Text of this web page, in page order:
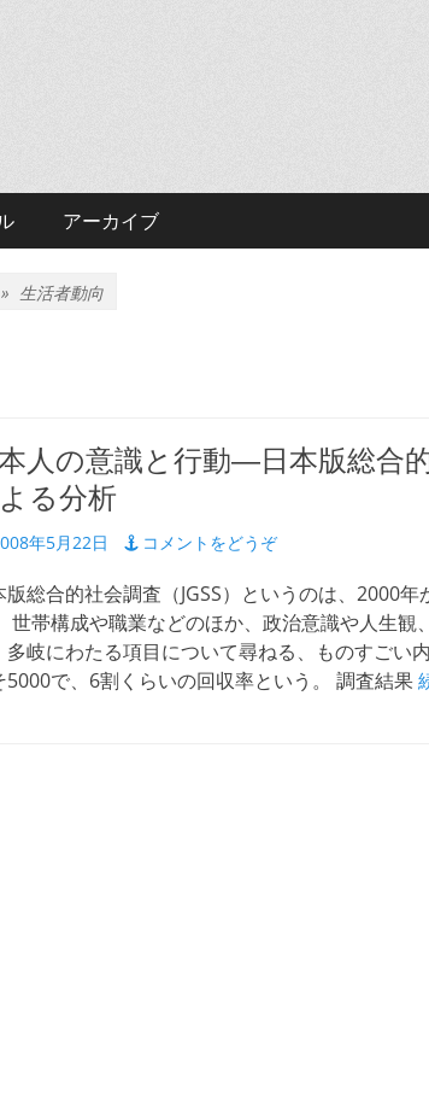
アーカイブ
生活者動向
人の意識と行動―日本版総合的
る分析
年5月22日 コメントをどうぞ
版総合的社会調査（JGSS）というのは、2000
世帯構成や職業などのほか、政治意識や人生観
多岐にわたる項目について尋ねる、ものすごい
5000で、6割くらいの回収率という。 調査結果